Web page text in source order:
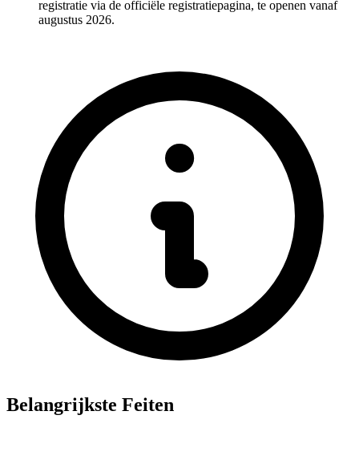
registratie via de officiële registratiepagina, te openen vanaf
augustus 2026.
Belangrijkste Feiten